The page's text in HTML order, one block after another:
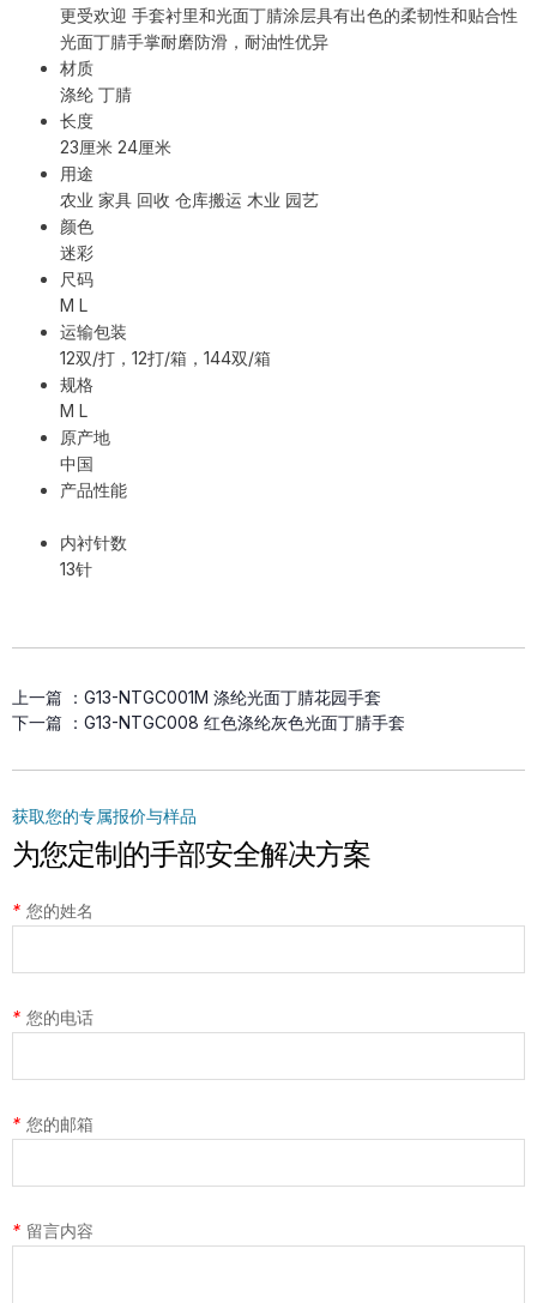
MSM-MH-GY-PD2 双面PVC点塑防滑
更受欢迎 手套衬里和光面丁腈涂层具有出色的柔韧性和贴合性
光面丁腈手掌耐磨防滑，耐油性优异
材质
涤纶 丁腈
长度
23厘米 24厘米
用途
农业 家具 回收 仓库搬运 木业 园艺
颜色
迷彩
尺码
M L
运输包装
12双/打，12打/箱，144双/箱
规格
M L
原产地
中国
产品性能
内衬针数
13针
上一篇 ： G13-NTGC001M 涤纶光面丁腈花园手套
下一篇 ： G13-NTGC008 红色涤纶灰色光面丁腈手套
获取您的专属报价与样品
为您定制的手部安全解决方案
* 您的姓名
* 您的电话
* 您的邮箱
* 留言内容